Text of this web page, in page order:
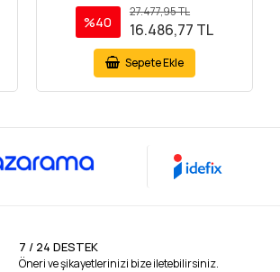
%40
27.477,95 TL
16.486,77 TL
Sepete Ekle
7 / 24 DESTEK
Öneri ve şikayetlerinizi bize iletebilirsiniz.